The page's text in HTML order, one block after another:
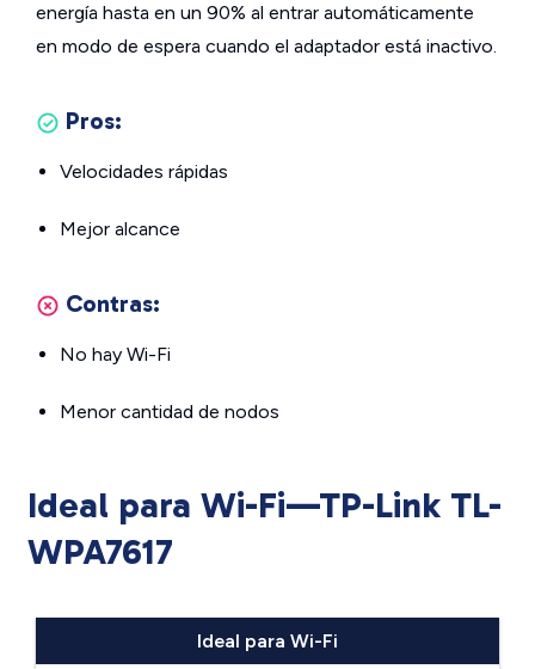
energía hasta en un 90% al entrar automáticamente
en modo de espera cuando el adaptador está inactivo.
Pros:
Velocidades rápidas
Mejor alcance
Contras:
No hay Wi-Fi
Menor cantidad de nodos
Ideal para Wi-Fi—TP-Link TL-
WPA7617
Ideal para Wi-Fi